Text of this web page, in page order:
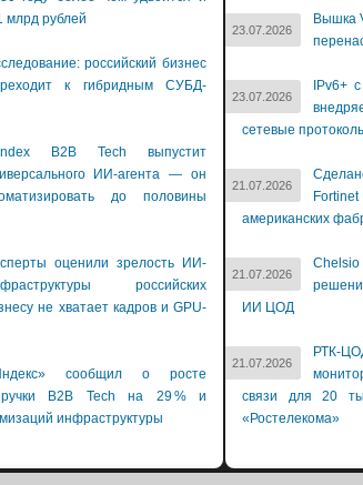
млрд рублей
российский бизнес
к гибридным СУБД-
B2B Tech выпустит
ИИ-агента — он
до половины
оценили зрелость ИИ-
российских
не хватает кадров и GPU-
сообщил о росте
B2B Tech на 29 % и
инфраструктуры
23.07.2026
Вышка
23.07.2026
IPv6+
сетевые
21.07.2026
американских
21.07.2026
ИИ ЦОД
21.07.2026
РТК-
связи для 20
«Ростелекома»